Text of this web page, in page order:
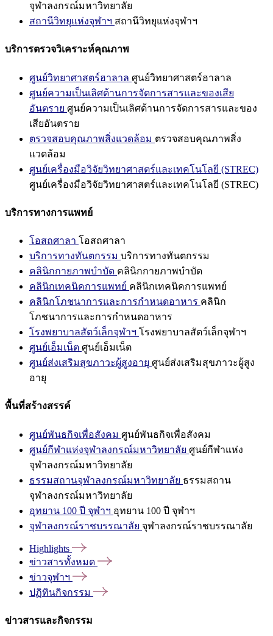
จุฬาลงกรณ์มหาวิทยาลัย
สถานีวิทยุแห่งจุฬาฯ สถานีวิทยุแห่งจุฬาฯ
บริการตรวจวิเคราะห์คุณภาพ
ศูนย์วิทยาศาสตร์ฮาลาล ศูนย์วิทยาศาสตร์ฮาลาล
ศูนย์ความเป็นเลิศด้านการจัดการสารและของเสีย
อันตราย ศูนย์ความเป็นเลิศด้านการจัดการสารและของ
เสียอันตราย
ตรวจสอบคุณภาพสิ่งแวดล้อม ตรวจสอบคุณภาพสิ่ง
แวดล้อม
ศูนย์เครื่องมือวิจัยวิทยาศาสตร์และเทคโนโลยี (STREC)
ศูนย์เครื่องมือวิจัยวิทยาศาสตร์และเทคโนโลยี (STREC)
บริการทางการแพทย์
โอสถศาลา โอสถศาลา
บริการทางทันตกรรม บริการทางทันตกรรม
คลินิกกายภาพบำบัด คลินิกกายภาพบำบัด
คลินิกเทคนิคการแพทย์ คลินิกเทคนิคการแพทย์
คลินิกโภชนาการและการกำหนดอาหาร คลินิก
โภชนาการและการกำหนดอาหาร
โรงพยาบาลสัตว์เล็กจุฬาฯ โรงพยาบาลสัตว์เล็กจุฬาฯ
ศูนย์เอ็มเน็ต ศูนย์เอ็มเน็ต
ศูนย์ส่งเสริมสุขภาวะผู้สูงอายุ ศูนย์ส่งเสริมสุขภาวะผู้สูง
อายุ
พื้นที่สร้างสรรค์
ศูนย์พันธกิจเพื่อสังคม ศูนย์พันธกิจเพื่อสังคม
ศูนย์กีฬาแห่งจุฬาลงกรณ์มหาวิทยาลัย ศูนย์กีฬาแห่ง
จุฬาลงกรณ์มหาวิทยาลัย
ธรรมสถานจุฬาลงกรณ์มหาวิทยาลัย ธรรมสถาน
จุฬาลงกรณ์มหาวิทยาลัย
อุทยาน 100 ปี จุฬาฯ อุทยาน 100 ปี จุฬาฯ
จุฬาลงกรณ์ราชบรรณาลัย จุฬาลงกรณ์ราชบรรณาลัย
Highlights
ข่าวสารทั้งหมด
ข่าวจุฬาฯ
ปฏิทินกิจกรรม
ข่าวสารและกิจกรรม